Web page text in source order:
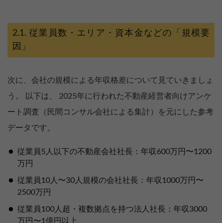
従業員数・エリア・資本金などの「規模要
因」
次に、会社の規模による年収格差について見ていきましょ
う。 以下は、 2025年に行われた不動産経営者向けアンケ
ート調査（民間コンサル会社による集計）を元にした参考
データです。
従業員5人以下の不動産会社社長：年収600万円〜1200
万円
従業員10人〜30人規模の会社社長：年収1000万円〜
2500万円
従業員100人超・複数拠点を持つ法人社長：年収3000
万円〜1億円以上